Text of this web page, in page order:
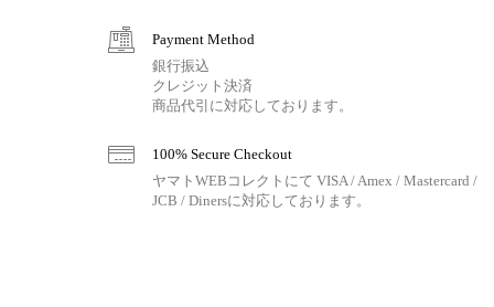
Payment Method
銀行振込
クレジット決済
商品代引に対応しております。
100% Secure Checkout
ヤマトWEBコレクトにて VISA / Amex / Mastercard /
JCB / Dinersに対応しております。